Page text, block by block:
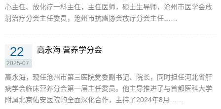
心主任、放化疗一科主任，主任医师，硕士生导师，沧州市医学会放
射治疗分会主任委员，沧州市抗癌协会放疗分会主任……
22
2025-07
高永海 营养学分会
高永海，现任沧州市第三医院党委副书记、院长，同时担任河北省肝
病学会临床营养分会第一届主任委员。他主导推进了与首都医科大学
附属北京佑安医院的全面深化合作，主持了2024年8月……